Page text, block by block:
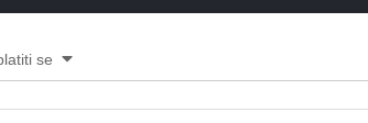
se